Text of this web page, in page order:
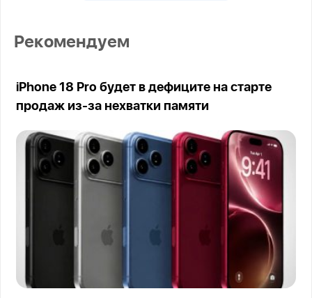
Рекомендуем
iPhone 18 Pro будет в дефиците на старте
продаж из-за нехватки памяти